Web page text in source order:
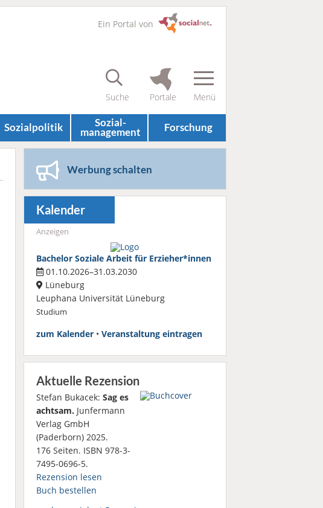
Ein Portal von
Sozial­politik Sozial­
management Forschung
Werbung schalten
Kalender
Anzeigen
Bachelor Soziale Arbeit für Erzieher*innen
01.10.2026–31.03.2030
Lüneburg
Leuphana Universität Lüneburg
Studium
zum Kalender• Veranstaltung eintragen
Aktuelle Rezension
Stefan Bukacek: Sag es
achtsam. Junfermann
Verlag GmbH
(Paderborn) 2025.
176 Seiten. ISBN 978-3-
7495-0696-5.
Rezension lesen
Buch bestellen